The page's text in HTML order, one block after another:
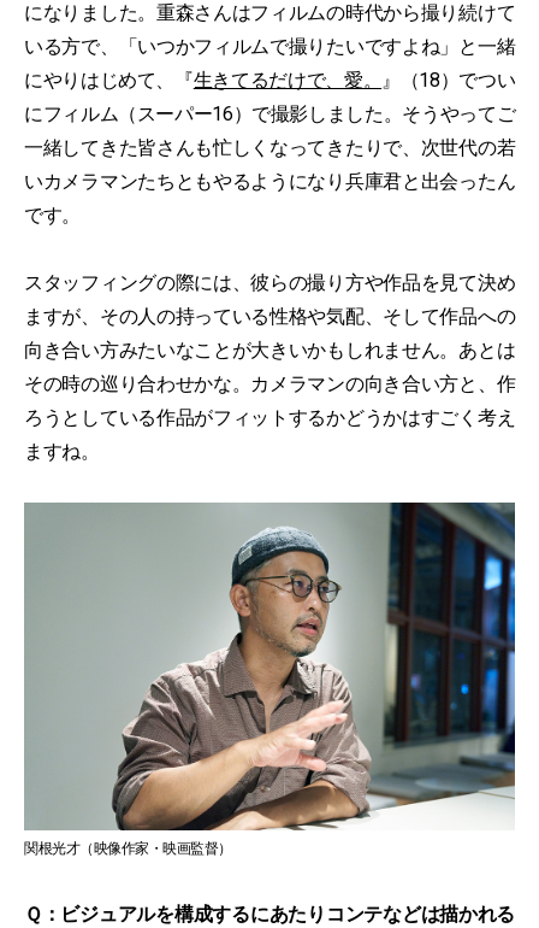
になりました。重森さんはフィルムの時代から撮り続けて
いる方で、「いつかフィルムで撮りたいですよね」と一緒
にやりはじめて、『生きてるだけで、愛。 』（18）でつい
にフィルム（スーパー16）で撮影しました。そうやってご
一緒してきた皆さんも忙しくなってきたりで、次世代の若
いカメラマンたちともやるようになり兵庫君と出会ったん
です。
スタッフィングの際には、彼らの撮り方や作品を見て決め
ますが、その人の持っている性格や気配、そして作品への
向き合い方みたいなことが大きいかもしれません。あとは
その時の巡り合わせかな。カメラマンの向き合い方と、作
ろうとしている作品がフィットするかどうかはすごく考え
ますね。
関根光才（映像作家・映画監督）
Ｑ：ビジュアルを構成するにあたりコンテなどは描かれる